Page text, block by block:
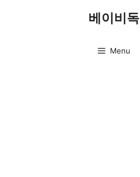
베이비독
Menu